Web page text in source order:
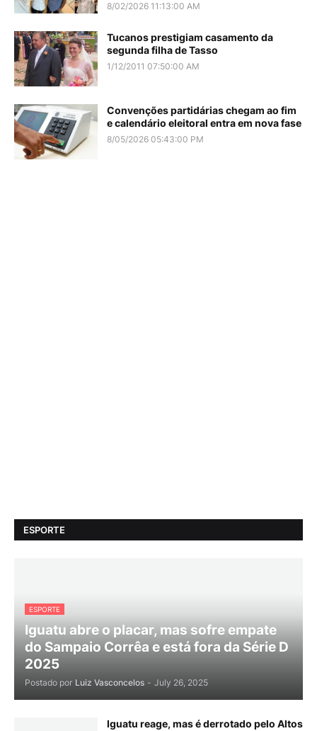
8/02/2026 11:13:00 AM
Tucanos prestigiam casamento da
segunda filha de Tasso
1/12/2011 07:50:00 AM
Convenções partidárias chegam ao fim
e calendário eleitoral entra em nova fase
8/05/2026 05:43:00 PM
ESPORTE
ESPORTE
Iguatu abre o placar, mas sofre empate
do Sampaio Corrêa e está fora da Série D
2025
Postado por Luiz Vasconcelos - July 26, 2025
Iguatu reage, mas é derrotado pelo Altos